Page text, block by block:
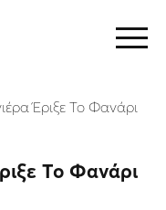
Έριξε Το Φανάρι
Το Φανάρι